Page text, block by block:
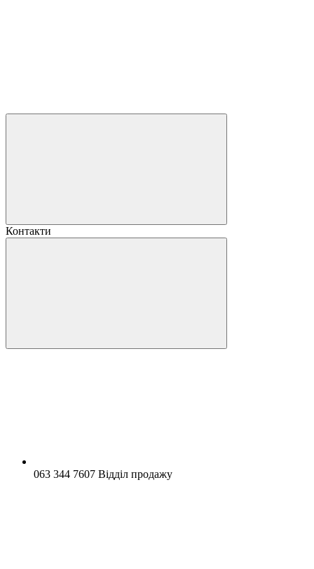
Контакти
063 344 7607 Відділ продажу